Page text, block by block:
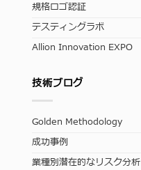
規格ロゴ認証
テスティングラボ
Allion Innovation EXPO
技術ブログ
Golden Methodology
成功事例
業種別潜在的なリスク分析